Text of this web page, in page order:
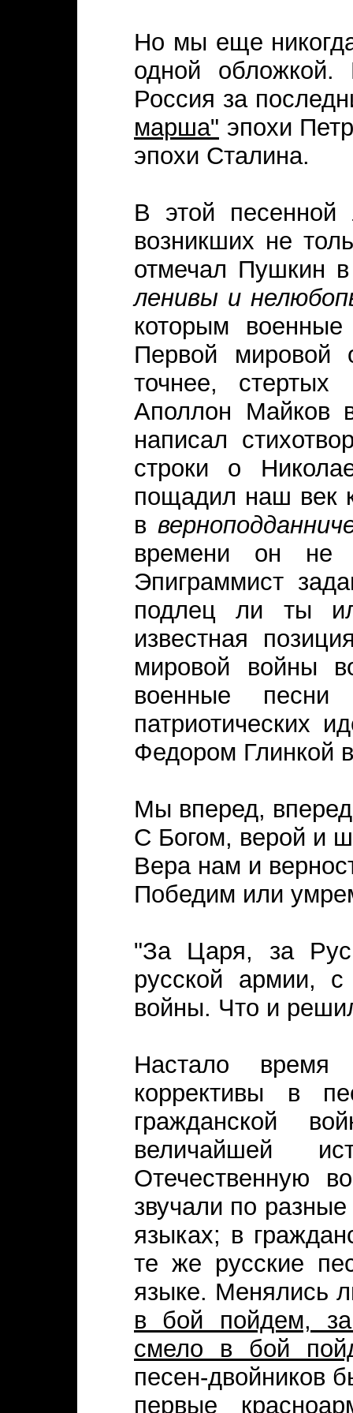
Но мы еще
одной
Россия за
марша" эпохи
эпохи Сталина.
В этой песенной
возникших не
отмечал Пушкин
ленивы и
которым
Первой мировой
точнее, стертых
Аполлон Майков
написал
строки о
пощадил наш век
в
времени он
Эпиграммист
подлец ли ты
известная
мировой войны
военные песни
патриотических
Федором Глинкой
Мы вперед,
С Богом, верой и
Вера нам и
Победим или
"За Царя, за
русской армии,
войны. Что и
Настало время
коррективы в
гражданской
величайшей
Отечественную
звучали по
языках; в
те же русские
языке. Менялись
в бой пойдем, за
смело в бой
песен-двойников
первые